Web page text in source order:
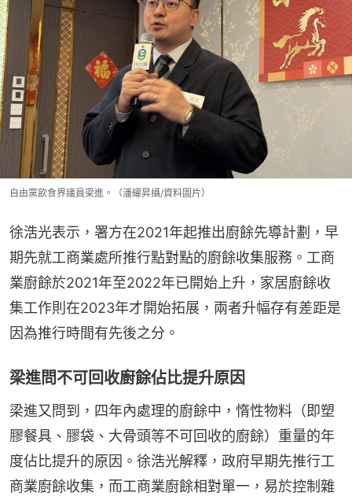
自由黨飲食界議員梁進。（潘耀昇攝/資料圖片）
徐浩光表示，署方在2021年起推出廚餘先導計劃，早
期先就工商業處所推行點對點的廚餘收集服務。工商
業廚餘於2021年至2022年已開始上升，家居廚餘收
集工作則在2023年才開始拓展，兩者升幅存有差距是
因為推行時間有先後之分。
梁進問不可回收廚餘佔比提升原因
梁進又問到，四年內處理的廚餘中，惰性物料（即塑
膠餐具、膠袋、大骨頭等不可回收的廚餘）重量的年
度佔比提升的原因。徐浩光解釋，政府早期先推行工
商業廚餘收集，而工商業廚餘相對單一，易於控制雜